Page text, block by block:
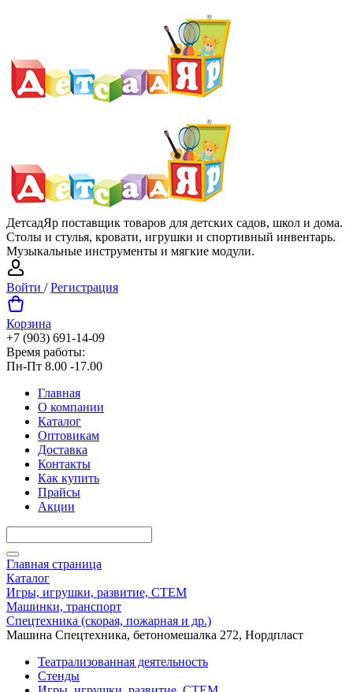
ДетсадЯр поставщик товаров для детских садов, школ и дома.
Столы и стулья, кровати, игрушки и спортивный инвентарь.
Музыкальные инструменты и мягкие модули.
Войти /Регистрация
Корзина
+7 (903) 691-14-09
Время работы:
Пн-Пт 8.00 -17.00
Главная
О компании
Каталог
Оптовикам
Доставка
Контакты
Как купить
Прайсы
Акции
Главная страница
Каталог
Игры, игрушки, развитие, СТЕМ
Машинки, транспорт
Спецтехника (скорая, пожарная и др.)
Машина Спецтехника, бетономешалка 272, Нордпласт
Театрализованная деятельность
Стенды